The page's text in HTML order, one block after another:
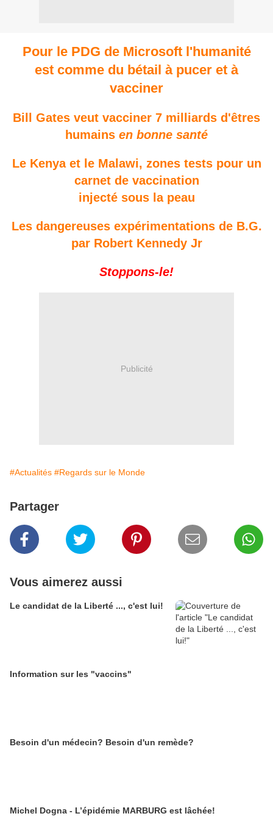
Pour le PDG de Microsoft l'humanité
est comme du bétail à pucer et à
vacciner
Bill Gates veut vacciner 7 milliards d'êtres
humains en bonne santé
Le Kenya et le Malawi, zones tests pour un
carnet de vaccination
injecté sous la peau
Les dangereuses expérimentations de B.G.
par Robert Kennedy Jr
Stoppons-le!
Publicité
#Actualités #Regards sur le Monde
Partager
Vous aimerez aussi
Le candidat de la Liberté ..., c'est lui!
Information sur les "vaccins"
Besoin d'un médecin? Besoin d'un remède?
Michel Dogna - L’épidémie MARBURG est lâchée!